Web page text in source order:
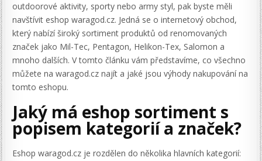
outdoorové aktivity, sporty nebo army styl, pak byste měli
navštívit eshop waragod.cz. Jedná se o internetový obchod,
který nabízí široký sortiment produktů od renomovaných
značek jako Mil-Tec, Pentagon, Helikon-Tex, Salomon a
mnoho dalších. V tomto článku vám představíme, co všechno
můžete na waragod.cz najít a jaké jsou výhody nakupování na
tomto eshopu.
Jaký má eshop sortiment s
popisem kategorií a značek?
Eshop waragod.cz je rozdělen do několika hlavních kategorií: